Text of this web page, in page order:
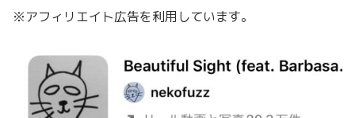
※アフィリエイト広告を利用しています。